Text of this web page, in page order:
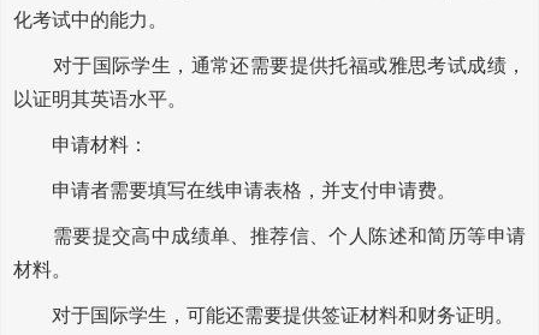
化考试中的能力。
对于国际学生，通常还需要提供托福或雅思考试成绩，
以证明其英语水平。
申请材料：
申请者需要填写在线申请表格，并支付申请费。
需要提交高中成绩单、推荐信、个人陈述和简历等申请
材料。
对于国际学生，可能还需要提供签证材料和财务证明。